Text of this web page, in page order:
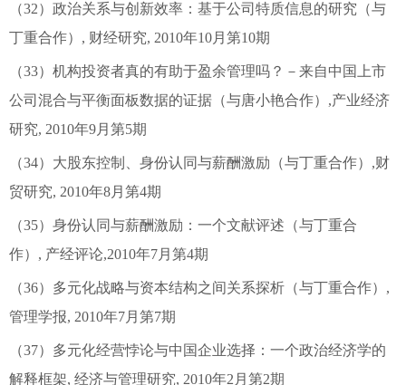
（32）政治关系与创新效率：基于公司特质信息的研究（与
丁重合作）, 财经研究, 2010年10月第10期
（33）机构投资者真的有助于盈余管理吗？－来自中国上市
公司混合与平衡面板数据的证据（与唐小艳合作）,产业经济
研究, 2010年9月第5期
（34）大股东控制、身份认同与薪酬激励（与丁重合作）,财
贸研究, 2010年8月第4期
（35）身份认同与薪酬激励：一个文献评述（与丁重合
作）, 产经评论,2010年7月第4期
（36）多元化战略与资本结构之间关系探析（与丁重合作）,
管理学报, 2010年7月第7期
（37）多元化经营悖论与中国企业选择：一个政治经济学的
解释框架, 经济与管理研究, 2010年2月第2期